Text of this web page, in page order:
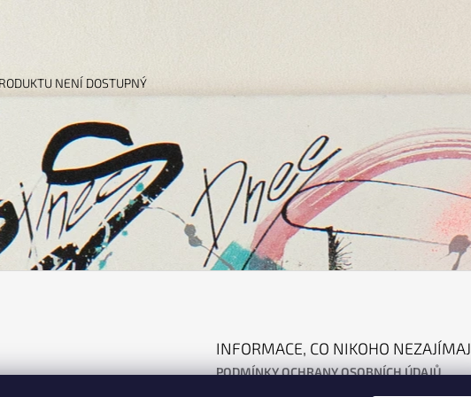
NENÍ DOSTUPNÝ
INFORMACE, CO NIKOHO NEZAJÍMAJ
PODMÍNKY OCHRANY OSOBNÍCH ÚDAJŮ